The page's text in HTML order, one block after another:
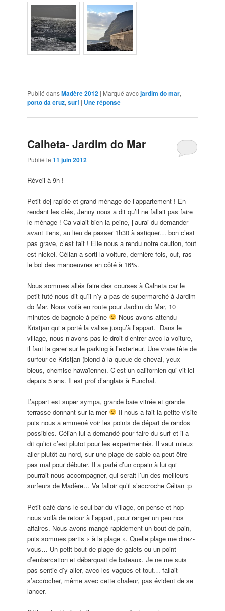
Publié dansMadère 2012 | Marqué avecjardim do mar,
porto da cruz,surf | Uneréponse
Calheta- Jardim do Mar
Publié le11 juin 2012
Réveil à 9h !
Petit dej rapide et grand ménage de l’appartement ! En
rendant les clés, Jenny nous a dit qu’il ne fallait pas faire
le ménage ! Ca valait bien la peine, j’aurai du demander
avant tiens, au lieu de passer 1h30 à astiquer… bon c’est
pas grave, c’est fait ! Elle nous a rendu notre caution, tout
est nickel. Célian a sorti la voiture, dernière fois, ouf, ras
le bol des manoeuvres en côté à 16%.
Nous sommes allés faire des courses à Calheta car le
petit futé nous dit qu’il n’y a pas de supermarché à Jardim
do Mar. Nous voilà en route pour Jardim do Mar, 10
minutes de bagnole à peine
Nous avons attendu
Kristjan qui a porté la valise jusqu’à l’appart. Dans le
village, nous n’avons pas le droit d’entrer avec la voiture,
il faut la garer sur le parking à l’exterieur. Une vraie tête de
surfeur ce Kristjan (blond à la queue de cheval, yeux
bleus, chemise hawaïenne). C’est un californien qui vit ici
depuis 5 ans. Il est prof d’anglais à Funchal.
L’appart est super sympa, grande baie vitrée et grande
terrasse donnant sur la mer
Il nous a fait la petite visite
puis nous a emmené voir les points de départ de randos
possibles. Célian lui a demandé pour faire du surf et il a
dit qu’ici c’est plutot pour les experimentés. Il vaut mieux
aller plutôt au nord, sur une plage de sable ca peut être
pas mal pour débuter. Il a parlé d’un copain à lui qui
pourrait nous accompagner, qui serait l’un des meilleurs
surfeurs de Madère… Va falloir qu’il s’accroche Célian :p
Petit café dans le seul bar du village, on pense et hop
nous voilà de retour à l’appart, pour ranger un peu nos
affaires. Nous avons mangé rapidement un bout de pain,
puis sommes partis « à la plage ». Quelle plage me direz-
vous… Un petit bout de plage de galets ou un point
d’embarcation et débarquait de bateaux. Je ne me suis
pas sentie d’y aller, avec les vagues et tout… fallait
s’accrocher, même avec cette chaleur, pas évident de se
lancer.